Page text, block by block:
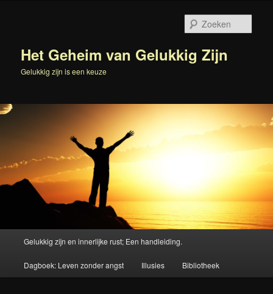
inhoudHet Geheim van Gelukkig Zijn
Gelukkig zijn is een keuze
Gelukkig zijn en innerlijke rust; Een handleiding.
Dagboek: Leven zonder angst Illusies Bibliotheek